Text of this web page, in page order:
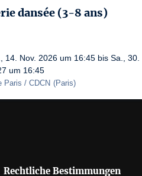
dansée (3-8 ans)
14. Nov. 2026 um 16:45 bis Sa., 30.
um 16:45
Paris / CDCN (Paris)
Rechtliche Bestimmungen